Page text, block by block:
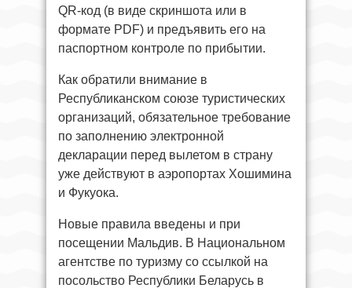
QR-код (в виде скриншота или в
формате PDF) и предъявить его на
паспортном контроле по прибытии.
Как обратили внимание в
Республиканском союзе туристических
организаций, обязательное требование
по заполнению электронной
декларации перед вылетом в страну
уже действуют в аэропортах Хошимина
и Фукуока.
Новые правила введены и при
посещении Мальдив. В Национальном
агентстве по туризму со ссылкой на
посольство Республики Беларусь в